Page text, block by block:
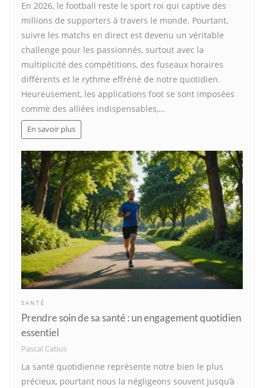
En 2026, le football reste le sport roi qui captive des
millions de supporters à travers le monde. Pourtant,
suivre les matchs en direct est devenu un véritable
challenge pour les passionnés, surtout avec la
multiplicité des compétitions, des fuseaux horaires
différents et le rythme effréné de notre quotidien.
Heureusement, les applications foot se sont imposées
comme des alliées indispensables,…
En savoir plus
SANTÉ
Prendre soin de sa santé : un engagement quotidien
essentiel
Pascal Cabus
La santé quotidienne représente notre bien le plus
précieux, pourtant nous la négligeons souvent jusqu’à